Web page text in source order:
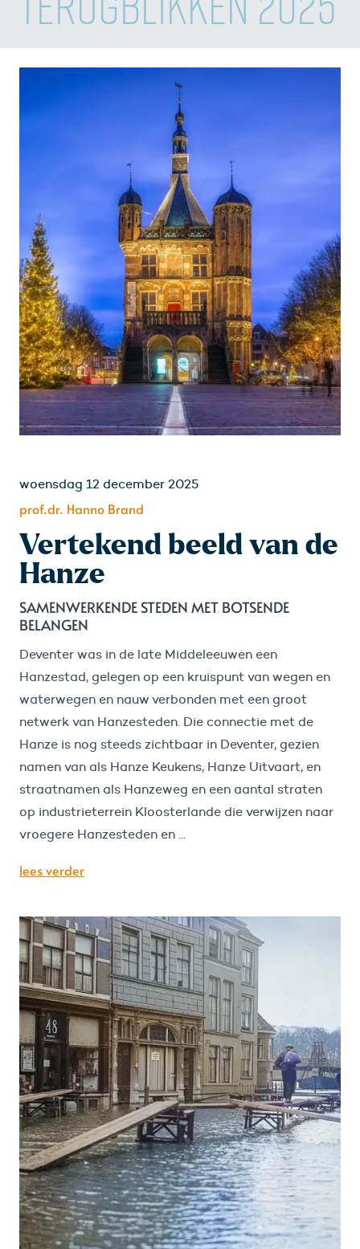
woensdag 12 december 2025
prof.dr. Hanno Brand
Vertekend beeld van de
Hanze
SAMENWERKENDE STEDEN MET BOTSENDE
BELANGEN
Deventer was in de late Middeleeuwen een
Hanzestad, gelegen op een kruispunt van wegen en
waterwegen en nauw verbonden met een groot
netwerk van Hanzesteden. Die connectie met de
Hanze is nog steeds zichtbaar in Deventer, gezien
namen van als Hanze Keukens, Hanze Uitvaart, en
straatnamen als Hanzeweg en een aantal straten
op industrieterrein Kloosterlande die verwijzen naar
vroegere Hanzesteden en ...
lees verder